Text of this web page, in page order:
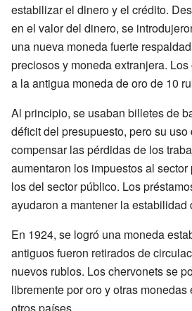
estabilizar el dinero y el crédito.
en el valor del dinero, se
una nueva moneda fuerte
preciosos y moneda extranjera.
a la antigua moneda de oro de 10
Al principio, se usaban billetes de
déficit del presupuesto, pero su
compensar las pérdidas de los
aumentaron los impuestos al
los del sector público. Los
ayudaron a mantener la estabilidad
En 1924, se logró una moneda
antiguos fueron retirados de
nuevos rublos. Los chervonets se
libremente por oro y otras